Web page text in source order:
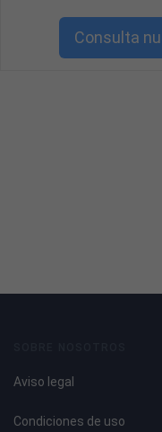
Consulta
Aviso legal
Condiciones de uso